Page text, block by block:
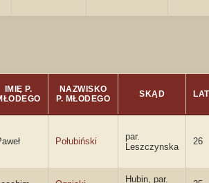
IMIĘ P.
NAZWISKO
P. MŁODEGO
SKĄD LAT
Połubiński
par.
Leszczynska
26
Hubin, par.